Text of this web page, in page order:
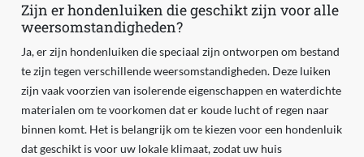
Zijn er hondenluiken die geschikt zijn voor alle
weersomstandigheden?
Ja, er zijn hondenluiken die speciaal zijn ontworpen om bestand
te zijn tegen verschillende weersomstandigheden. Deze luiken
zijn vaak voorzien van isolerende eigenschappen en waterdichte
materialen om te voorkomen dat er koude lucht of regen naar
binnen komt. Het is belangrijk om te kiezen voor een hondenluik
dat geschikt is voor uw lokale klimaat, zodat uw huis